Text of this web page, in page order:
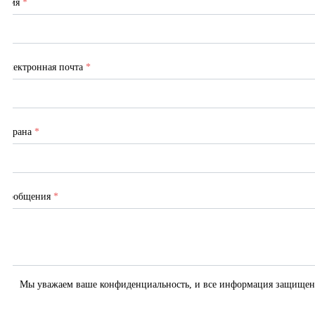
Имя *
Электронная почта *
Страна *
Сообщения *
Мы уважаем ваше конфиденциальность, и все информация